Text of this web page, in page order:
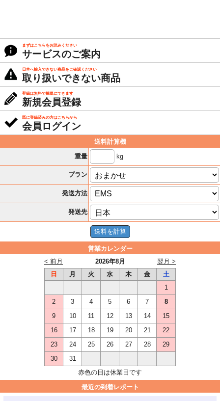
まずはこちらをお読みください
サービスのご案内
日本へ輸入できない商品をご確認ください
取り扱いできない商品
登録は無料で簡単にできます
新規会員登録
既に登録済みの方はこちらから
会員ログイン
送料計算機
重量
kg
プラン
発送方法
発送先
営業カレンダー
2026年8月
< 前月
翌月 >
日
月 火 水 木 金
土
1
2
3 4 5 6 7
8
9
10 11 12 13 14
15
16
17 18 19 20 21
22
23
24 25 26 27 28
29
30
31
赤色の日は休業日です
最近の到着レポート